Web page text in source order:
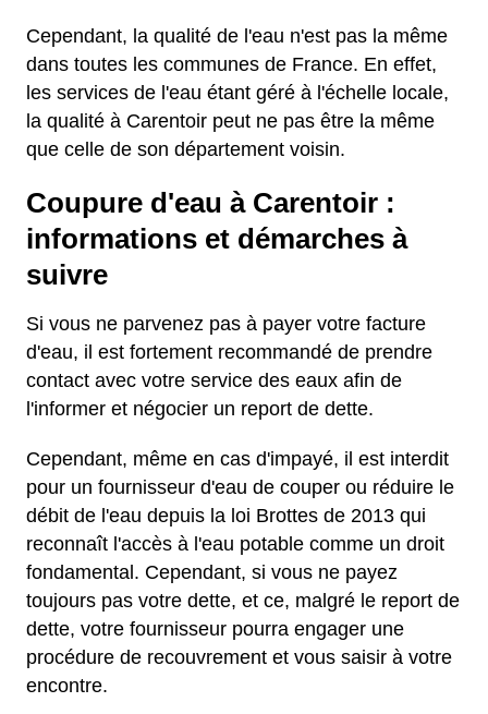
Cependant, la qualité de l'eau n'est pas la même
dans toutes les communes de France. En effet,
les services de l'eau étant géré à l'échelle locale,
la qualité à Carentoir peut ne pas être la même
que celle de son département voisin.
Coupure d'eau à Carentoir :
informations et démarches à
suivre
Si vous ne parvenez pas à payer votre facture
d'eau, il est fortement recommandé de prendre
contact avec votre service des eaux afin de
l'informer et négocier un report de dette.
Cependant, même en cas d'impayé, il est interdit
pour un fournisseur d'eau de couper ou réduire le
débit de l'eau depuis la loi Brottes de 2013 qui
reconnaît l'accès à l'eau potable comme un droit
fondamental. Cependant, si vous ne payez
toujours pas votre dette, et ce, malgré le report de
dette, votre fournisseur pourra engager une
procédure de recouvrement et vous saisir à votre
encontre.